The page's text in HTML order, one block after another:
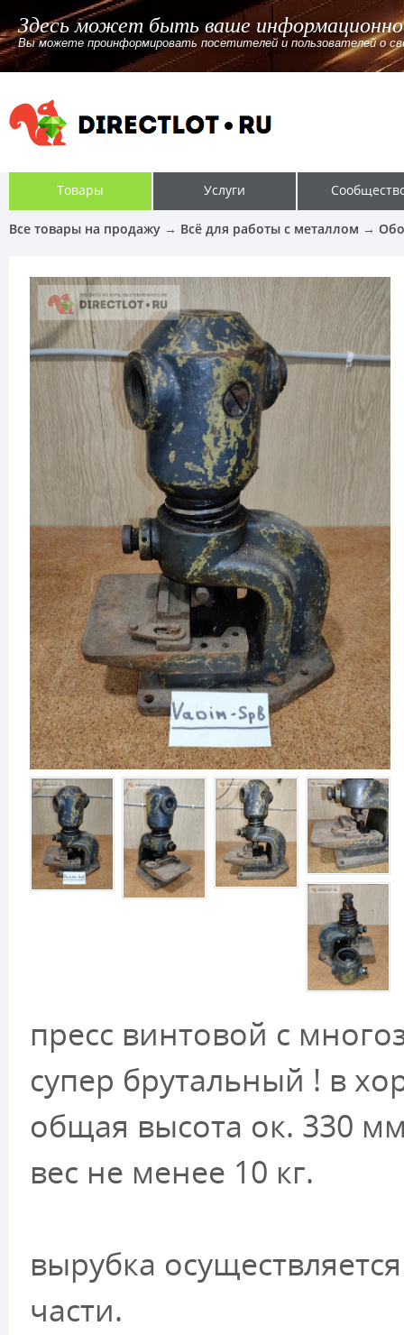
канале. Указав ссылку или без ссылки для перехода.
Товары Услуги
Все товары на продажу → Всё для работы с металлом →
пресс винтовой с
супер брутальный ! в
общая высота ок. 330
вес не менее 10 кг.
вырубка
части.